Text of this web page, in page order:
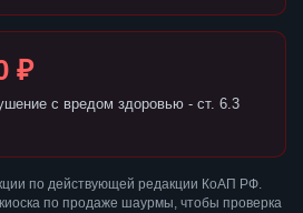
₽
с вредом здоровью - ст. 6.3
по действующей редакции КоАП РФ.
по продаже шаурмы, чтобы проверка